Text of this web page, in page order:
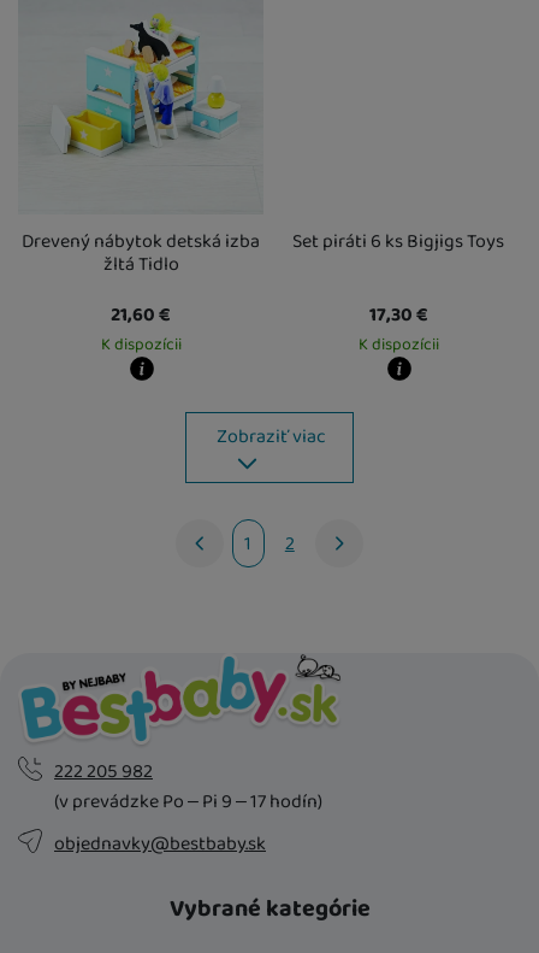
Drevený nábytok detská izba
žltá Tidlo
21,60€
K dispozícii
Osobný odber vo výdajnom mieste13. 8.
Set piráti 6 ks Bigjigs Toys
17,30€
K dispozícii
Osobný odber vo výdajnom mieste
U Vás doma
Zobraziť viac
1 2 nasledujúci
222 205 982
(v prevádzke Po – Pi 9 – 17 hodín)
objednavky@bestbaby.sk
Vybrané kategórie